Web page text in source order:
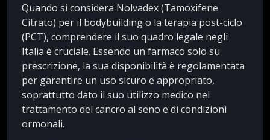
Quando si considera Nolvadex (Tamoxifene
Citrato) per il bodybuilding o la terapia post-ciclo
(PCT), comprendere il suo quadro legale negli
Italia è cruciale. Essendo un farmaco solo su
prescrizione, la sua disponibilità è regolamentata
per garantire un uso sicuro e appropriato,
soprattutto dato il suo utilizzo medico nel
trattamento del cancro al seno e di condizioni
ormonali.